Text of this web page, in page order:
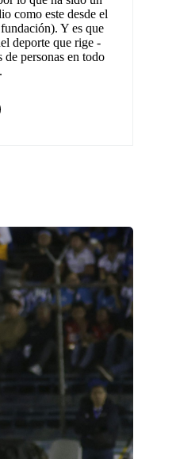
como este desde el
Y es que
deporte que rige -
personas en todo